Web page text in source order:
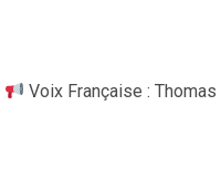
Voix Française :